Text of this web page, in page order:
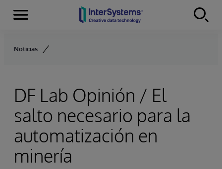
Skip to content
Secciones
Noticias
DF Lab Opinión / El
salto necesario para la
automatización en
minería